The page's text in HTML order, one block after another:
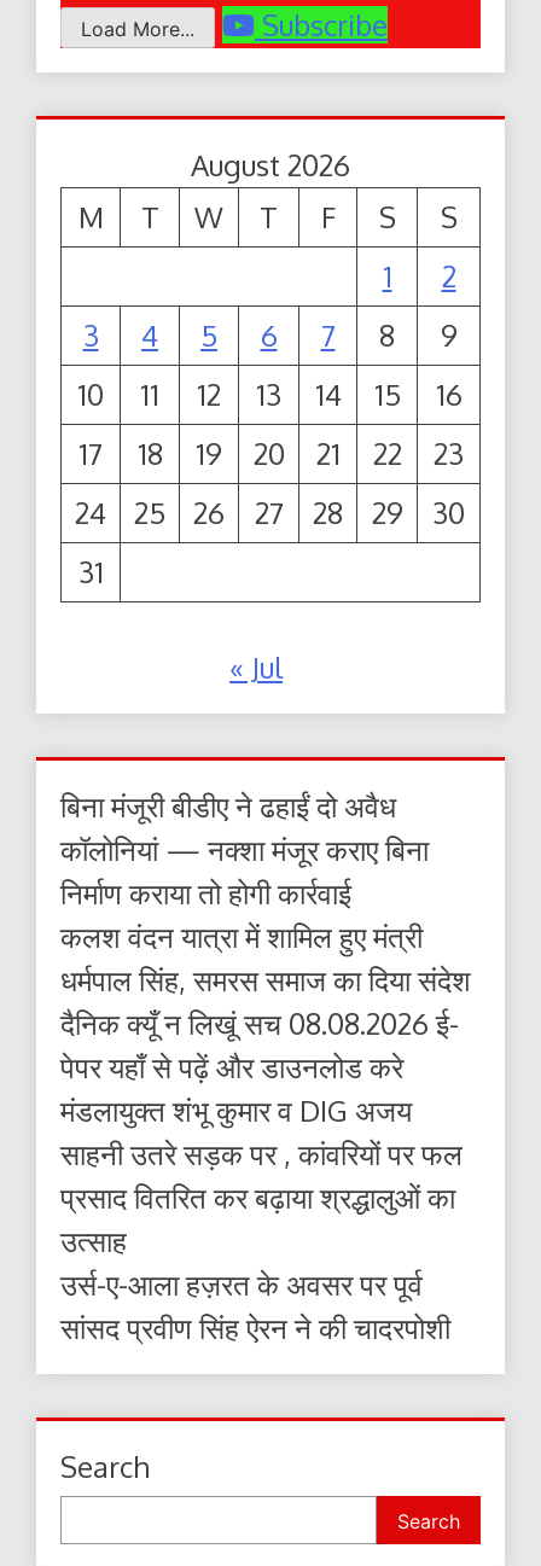
Load More... Subscribe
August 2026
M
T W T F S
S
1
2
3
4 5 6 7 8
9
10
11 12 13 14 15
16
17
18 19 20 21 22
23
24
25 26 27 28 29
30
31
« Jul
बिना मंजूरी बीडीए ने ढहाईं दो अवैध
कॉलोनियां — नक्शा मंजूर कराए बिना
निर्माण कराया तो होगी कार्रवाई
कलश वंदन यात्रा में शामिल हुए मंत्री
धर्मपाल सिंह, समरस समाज का दिया संदेश
दैनिक क्यूँ न लिखूं सच 08.08.2026 ई-
पेपर यहाँ से पढ़ें और डाउनलोड करे
मंडलायुक्त शंभू कुमार व DIG अजय
साहनी उतरे सड़क पर , कांवरियों पर फल
प्रसाद वितरित कर बढ़ाया श्रद्धालुओं का
उत्साह
उर्स-ए-आला हज़रत के अवसर पर पूर्व
सांसद प्रवीण सिंह ऐरन ने की चादरपोशी
Search
Search